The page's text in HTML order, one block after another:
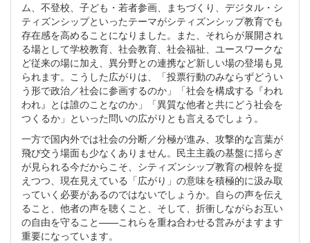
ム、不登校、子ども・若者参画、まちづくり、デジタル・シ
ティズンシップといったテーマがシティズンシップ教育でも
存在感を高めることになりました。また、それらが展開され
る場として学校教育、社会教育、社会福祉、ユースワークな
ど従来の場に加え、異分野との連携など新しい場の登場も見
られます。こうした広がりは、「投票行動のみならずどうい
う形で政治／社会に参画するのか」「社会を構成する『われ
われ』とは誰のことなのか」「異質な他者と共にどう社会を
つくるか」といった問いの広がりとも言えるでしょう。
一方で国内外では社会の分断／分極が進み、攻撃的な言葉が
飛び交う場面も少なくありません。民主主義の基盤に揺らぎ
が見られる今だからこそ、シティズンシップ教育の根幹を捉
えつつ、現在見えている「広がり」の意味を積極的に汲み取
っていく必要があるのではないでしょうか。自らの声を伝え
ること、他者の声を聴くこと、そして、折衝しながらお互い
の自由を守ること——これらを重ね合わせる営みがますます
重要になっています。